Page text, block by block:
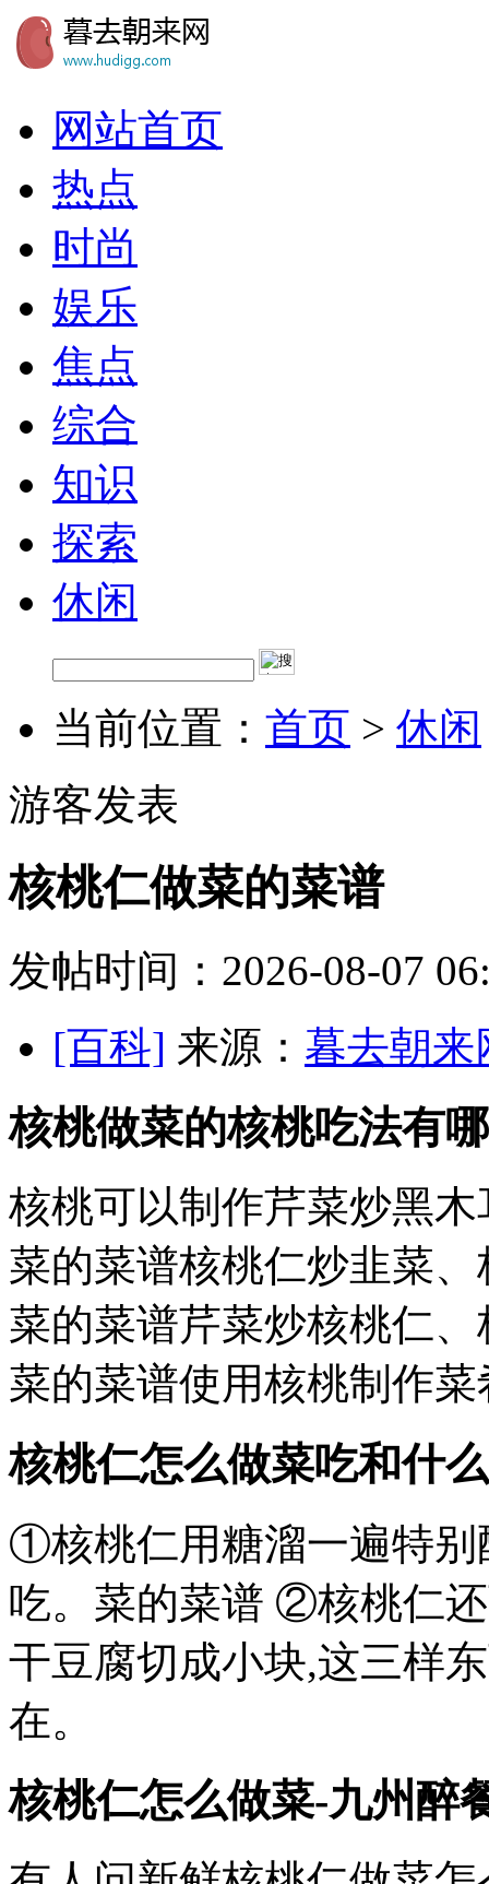
网站首页
热点
时尚
娱乐
焦点
综合
知识
探索
休闲
当前位置： 首页 > 休闲
游客发表
核桃仁做菜的菜谱
发帖时间：2026-08-07
[百科] 来源： 暮去朝来
核桃做菜的核桃吃法有
核桃可以制作芹菜炒黑
菜的菜谱核桃仁炒韭菜
菜的菜谱芹菜炒核桃仁
菜的菜谱使用核桃制作
核桃仁怎么做菜吃和什
①核桃仁用糖溜一遍特别
吃。菜的菜谱 ②核桃仁
干豆腐切成小块,这三样
在。
核桃仁怎么做菜-九州醉